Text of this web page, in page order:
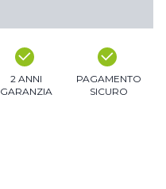
2 ANNI
GARANZIA
PAGAMENTO
SICURO